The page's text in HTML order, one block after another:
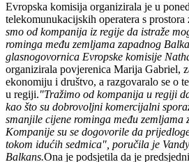
Evropska komisija organizirala je u
telekomunukacijskih operatera s prostora
smo od kompanija iz regije da istraže
rominga među zemljama zapadnog
glasnogovornica Evropske komisije
organizirala povjerenica Marija Gabriel,
ekonomiju i društvo, a razgovaralo se o
u regiji."Tražimo od kompanija u regiji
kao što su dobrovoljni komercijalni
smanjile cijene rominga među zemljama
Kompanije su se dogovorile da
tokom idućih sedmica", poručila je
Balkans.Ona je podsjetila da je